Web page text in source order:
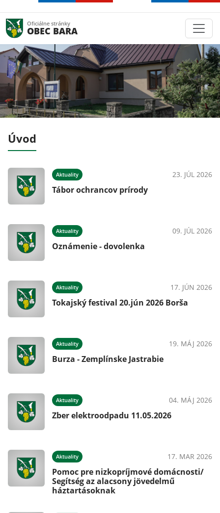
Oficiálne stránky
OBEC BARA
Úvod
Aktuality 23. JÚL 2026
Tábor ochrancov prírody
Aktuality 09. JÚL 2026
Oznámenie - dovolenka
Aktuality 17. JÚN 2026
Tokajský festival 20.jún 2026 Borša
Aktuality 19. MÁJ 2026
Burza - Zemplínske Jastrabie
Aktuality 04. MÁJ 2026
Zber elektroodpadu 11.05.2026
Aktuality 17. MAR 2026
Pomoc pre nizkopríjmové domácnosti/
Segítség az alacsony jövedelmű
háztartásoknak